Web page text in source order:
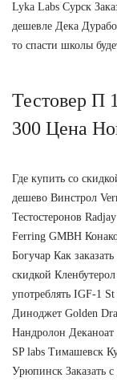
Lyka Labs Сурск
дешевле Дека
то спасти школы
Тестовер П
300 Цена
Где купить со
дешево Винстрол
Тестостеронов
Ferring GMBH
Богучар Как
скидкой
употреблять IGF-1
Диноджет Golden
Нандролон Деканоат
SP labs Тимашевск
Урюпинск Заказать